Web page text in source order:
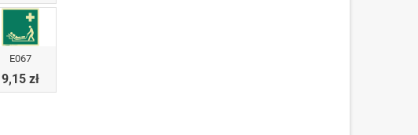
E067
9,15 zł